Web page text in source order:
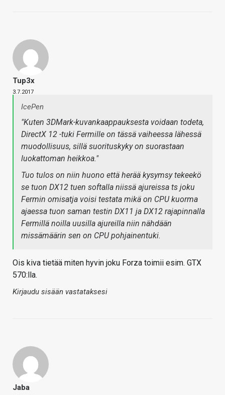
Tup3x
3.7.2017
IcePen
"Kuten 3DMark-kuvankaappauksesta voidaan todeta,
DirectX 12 -tuki Fermille on tässä vaiheessa lähessä
muodollisuus, sillä suorituskyky on suorastaan
luokattoman heikkoa."
Tuo tulos on niin huono että herää kysymsy tekeekö
se tuon DX12 tuen softalla niissä ajureissa ts joku
Fermin omisatja voisi testata mikä on CPU kuorma
ajaessa tuon saman testin DX11 ja DX12 rajapinnalla
Fermillä noilla uusilla ajureilla niin nähdään
missämäärin sen on CPU pohjainentuki.
Ois kiva tietää miten hyvin joku Forza toimii esim. GTX
570:lla.
Kirjaudu sisään vastataksesi
Jaba